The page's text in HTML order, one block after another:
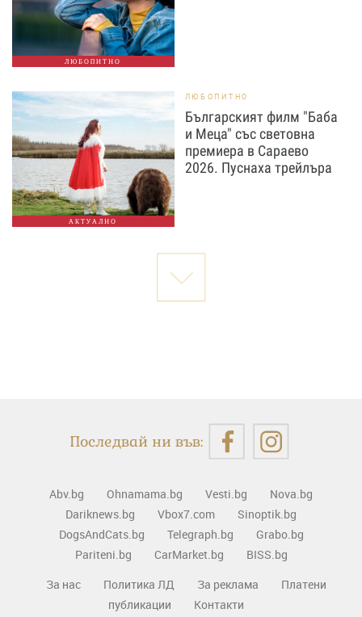
ЛЮБОПИТНО
АКТУАЛНО
ЛЮБОПИТНО
Българският филм "Баба
и Меца" със световна
премиера в Сараево
2026. Пуснаха трейлъра
Последвай ни във:
Abv.bg Ohnamama.bg Vesti.bg
Nova.bg
Dariknews.bg
Vbox7.com
Sinoptik.bg
DogsAndCats.bg
Telegraph.bg
Grabo.bg
Pariteni.bg
CarMarket.bg
BISS.bg
За нас
Политика ЛД За реклама
Платени
публикации
Контакти